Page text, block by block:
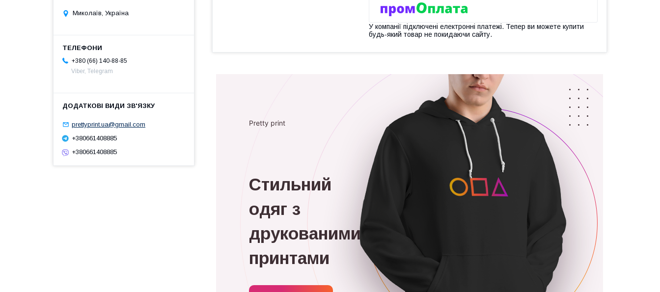
У компанії підключені електронні платежі. Тепер ви можете купити
будь-який товар не покидаючи сайту.
Pretty print
Стильний
одяг з
друкованими
принтами
Миколаїв, Україна
+380 (66) 140-88-85
Viber, Telegram
prettyprint.ua@gmail.com
+380661408885
+380661408885